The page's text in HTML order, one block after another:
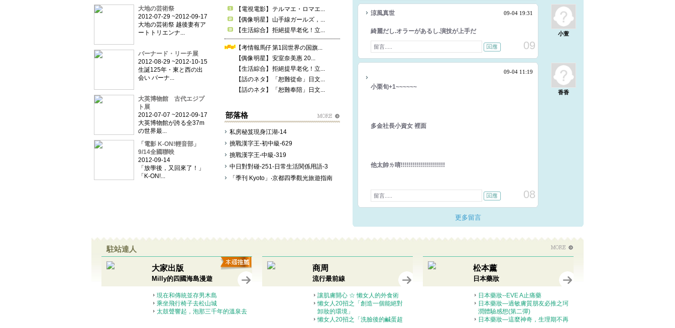
粉煩耶~ [うざい] [u-za-i]
老狐狸 [海千山千] [うみせんやません] [u-mi-se-
n-ya-ma-se-n]
只紅一陣子的歌手或作家 [一発屋] [いっぱつ
や] [i-ppa-tsu-ya]
粉好笑~ [うける] [u-ke-ru]
惡作劇電話 [イタ電] [イタでん] [i-ta-de-n]
一下子就被征服 [イチコロ] [i-chi-ko-ro]
酒量好 [いける口] [いけるくち] [i-ke-ru-ku-
chi]
臉好油 [油ギッシュ] [あぶらギッシュ] [a-bu-ra-
gi-sshu]
食物處理機 [処理機] [しょりき] [sho-ri-ki]
秋葉原系 [アキバ系] [アキバけい] [a-ki-ba-ke-
i]
u-ga-tsu-ma-n-za-i]
繩文人類 [縄文人間] [じょうもんにんげん] [jo-u-
mo-n-ni-n-ge-n]
失敗燙髮 [失っパーマ] [しっパーマ] [shi-ppa-a-
ma]
出家男孩 [出家ポーイ] [しゅっけボーイ] [shu-
kke-bo-o-i]
三冠王 [三様] [さんさま] [sa-n-sa-ma]
蓬鬆亂髮 [ざんばらざん] [za-n-ba-ra-za-n]
翹頭大王 [さぼりジニー] [sa-bo-ri-ji-ni-i]
粉冷~ [サムスン] [sa-mu-su-n]
螃蟹魚板 [蟹ぼこ] [かにぼこ] [ka-ni-bo-ko]
玩通宵 [オール] [o-o-ru]
大地の芸術祭
2012-07-29 ~2012-09-17
大地の芸術祭 越後妻有ア
ートトリエンナ...
バーナード・リーチ展
2012-08-29 ~2012-10-15
生誕125年・東と西の出
会い バーナ...
大英博物館 古代エジプ
ト展
2012-07-07 ~2012-09-17
大英博物館が誇る全37m
の世界最...
「電影 K-ON!輕音部」
9/14全國聯映
2012-09-14
「放學後，又回來了！」
「K-ON!...
【電視電影】 テルマエ・ロマエ...
【偶像明星】
山手線ガールズ，...
【生活綜合】 拒絕提早老化！立...
【考情報馬仔】第1回世界の国旗...
【偶像明星】 安室奈美惠 20...
【生活綜合】 拒絕提早老化！立...
【話のネタ】
「恕難從命」日文...
【話のネタ】
「恕難奉陪」日文...
部落格
私房秘笈現身江湖-14
挑戰漢字王-初中級-629
挑戰漢字王-中級-319
中日對對碰-251-日常生活関係用語-3
「季刊 Kyoto」‧京都四季觀光旅遊指南
小萱
涼風真世
綺麗だし.オラーがあるし.演技が上手だ
09-04 19:31
09
香香
小栗旬+1~~~~~~
多金社長小資女 裡面
他太帥ㄌ唷!!!!!!!!!!!!!!!!!!!!!!
09-04 11:19
08
更多留言
駐站達人
大家出版
Milly的四國海島漫遊
現在和傳統並存男木島
乘坐飛行椅子去松山城
太鼓聲響起，泡那三千年的溫泉去
商周
流行最前線
讓肌膚開心 ☆ 懶女人的外食術
懶女人20招之「創造一個能絕對
卸妝的環境」
懶女人20招之「洗臉後的鹹蛋超
松本薰
日本藥妝
日本藥妝--EVE A止痛藥
日本藥妝—過敏膚質朋友必推之珂
潤體驗感想(第二彈)
日本藥妝—這麼神奇，生理期不再